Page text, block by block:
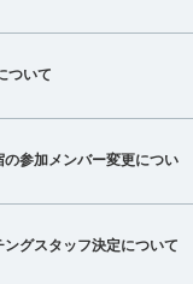
ついて
参加メンバー変更につい
グスタッフ決定について